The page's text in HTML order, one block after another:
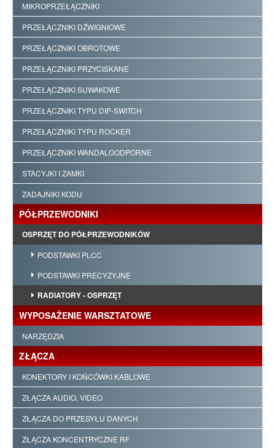
MIKROPRZEŁĄCZNIKI
PRZEŁĄCZNIKI DŹWIGNIOWE
PRZEŁĄCZNIKI OBROTOWE
PRZEŁĄCZNIKI PRZYCISKANE
PRZEŁĄCZNIKI SUWAKOWE
PRZEŁĄCZNIKI TYPU DIP-SWITCH
PRZEŁĄCZNIKI TYPU ROCKER
PRZEŁĄCZNIKI WANDALOODPORNE
STACYJKI I ZAMKI
ZADAJNIKI KODU
PÓŁPRZEWODNIKI
OSPRZĘT DO PÓŁPRZEWODNIKÓW
PODSTAWKI PLCC
PODSTAWKI PRECYZYJNE
RADIATORY - OSPRZĘT
WYPOSAŻENIE WARSZTATOWE
NARZĘDZIA
ZŁĄCZA
KONEKTORY I KOŃCÓWKI KABLOWE
ZŁĄCZA AUDIO, VIDEO
ZŁĄCZA DO PRZESYŁU DANYCH
ZŁĄCZA KONCENTRYCZNE RF